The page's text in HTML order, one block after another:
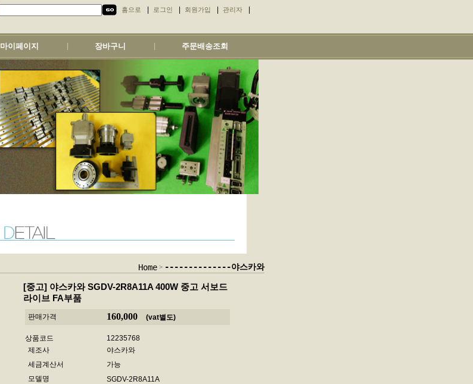
홈으로 로그인 회원가입 관리자
마이페이지 장바구니 주문배송조회
Home > --------------야스카와
[중고] 야스카와 SGDV-2R8A11A 400W 중고 서보드
라이브 FA부품
판매가격 160,000 (vat별도)
상품코드
12235768
제조사
야스카와
세금계산서
가능
모델명
SGDV-2R8A11A